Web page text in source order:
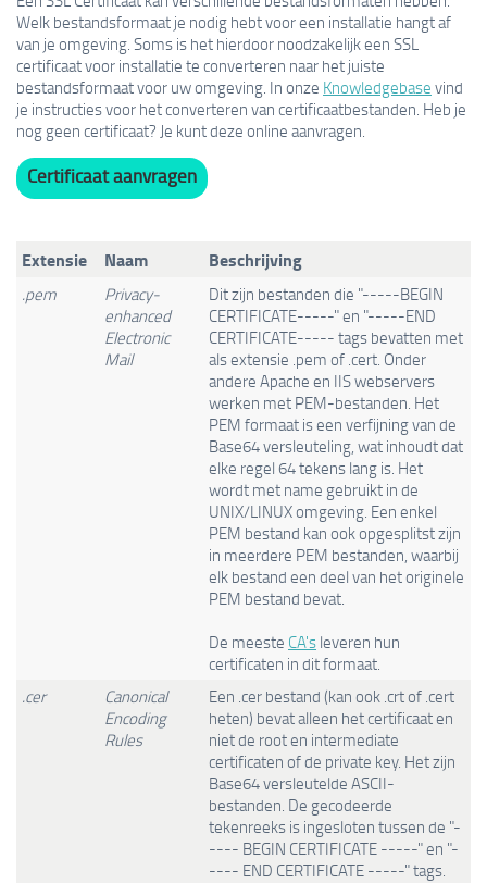
Welk bestandsformaat je nodig hebt voor een installatie hangt af
van je omgeving. Soms is het hierdoor noodzakelijk een SSL
certificaat voor installatie te converteren naar het juiste
bestandsformaat voor uw omgeving. In onze Knowledgebase vind
je instructies voor het converteren van certificaatbestanden. Heb je
nog geen certificaat? Je kunt deze online aanvragen.
Certificaat aanvragen
Extensie Naam Beschrijving
.pem
Privacy-
enhanced
Electronic
Mail
Dit zijn bestanden die "-----BEGIN
CERTIFICATE-----" en "-----END
CERTIFICATE----- tags bevatten met
als extensie .pem of .cert. Onder
andere Apache en IIS webservers
werken met PEM-bestanden. Het
PEM formaat is een verfijning van de
Base64 versleuteling, wat inhoudt dat
elke regel 64 tekens lang is. Het
wordt met name gebruikt in de
UNIX/LINUX omgeving. Een enkel
PEM bestand kan ook opgesplitst zijn
in meerdere PEM bestanden, waarbij
elk bestand een deel van het originele
PEM bestand bevat.
De meeste CA's leveren hun
certificaten in dit formaat.
.cer
Canonical
Encoding
Rules
Een .cer bestand (kan ook .crt of .cert
heten) bevat alleen het certificaat en
niet de root en intermediate
certificaten of de private key. Het zijn
Base64 versleutelde ASCII-
bestanden. De gecodeerde
tekenreeks is ingesloten tussen de "-
---- BEGIN CERTIFICATE -----" en "-
---- END CERTIFICATE -----" tags.